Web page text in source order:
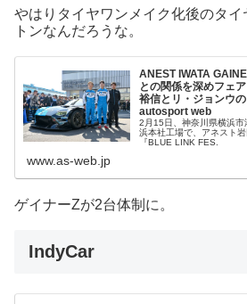
やはりタイヤワンメイク化後のタ
トンなんだろうな。
ANEST IWATA
との関係を深めフェ
裕信とリ・ジョンウの
autosport web
2月15日、神奈川県横浜
浜本社工場で、アネスト
『BLUE LINK FES.
www.as-web.jp
ゲイナーZが2台体制に。
IndyCar